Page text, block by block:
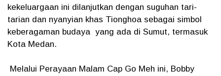
kekeluargaan ini dilanjutkan dengan suguhan tari-
tarian dan nyanyian khas Tionghoa sebagai simbol
keberagaman budaya yang ada di Sumut, termasuk
Kota Medan.
Melalui Perayaan Malam Cap Go Meh ini, Bobby